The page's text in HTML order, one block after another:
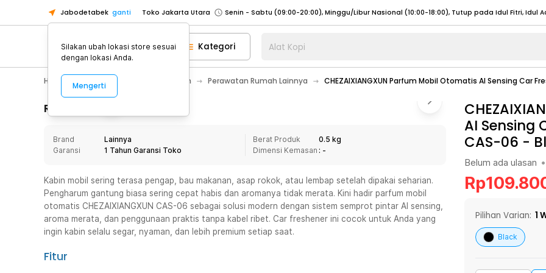
Jabodetabek ganti Toko Jakarta Utara
Toko Tangerang
Toko Cikupa
Pick n Go Jakarta Barat
Senin - Jumat (07:00 - 20:00), Sabtu - Minggu (08:00 - 20:00), Tutup pada Idul Fitri
Pick n Go Bekasi
Senin - Jumat (08:00 - 20:00), Sabtu - Minggu/ Libur Nasional (08:00 - 17:00) Selengkapnya
Senin - Jumat (08:00 - 20:00), Sabtu - Minggu/ Libur Nasional (08:00 - 17:00) Selengkapnya
Senin - Sabtu (09:00-20:00), Minggu/Libur Nasional (12:00-20:00), Tutup pada Idul Fitri
Senin - Sabtu (09:00-20:00), Minggu/Libur Nasional (12:00-20:00), Tutup pada Idul Fitri
Toko Tangerang
Toko Cikupa
Pick n Go Jakarta Barat
Senin - Jumat (07:00 - 20:00), Sabtu - Minggu (08:00 - 20:00), Tutup pada Idul Fitri
Pick n Go Bekasi
Senin - Jumat (08:00 - 20:00), Sabtu - Minggu/ Libur Nasional (08:00 - 17:00) Selengkapnya
Kategori Alat Kopi
Home Appliance Perawatan Rumah Perawatan Rumah Lainnya CHEZAIXIANGXUN Parfum Mobil Otomatis AI Sensing Car
Rincian Produk
Brand
Lainnya
Garansi
1 Tahun Garansi Toko
Berat Produk
0.5 kg
Dimensi Kemasan : -
Kabin mobil sering terasa pengap, bau makanan, asap rokok, atau lembap setelah dipakai seharian.
Pengharum gantung biasa sering cepat habis dan aromanya tidak merata. Kini hadir parfum mobil
otomatis CHEZAIXIANGXUN CAS-06 sebagai solusi modern dengan sistem semprot pintar AI sensing,
aroma merata, dan penggunaan praktis tanpa kabel ribet. Car freshener ini cocok untuk Anda yang
ingin kabin selalu segar, nyaman, dan lebih premium setiap saat.
Fitur
AI Sensing
CAS-06 -
Belum ada ulasan •
Rp
Pilihan Varian: 1
Black
Silakan ubah lokasi store sesuai
dengan lokasi Anda.
Mengerti